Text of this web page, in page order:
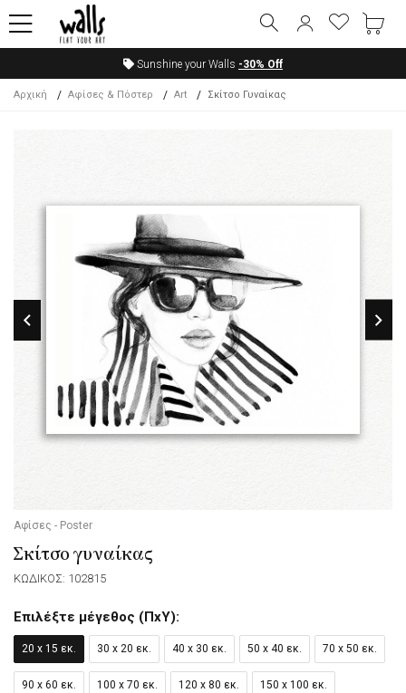
Sunshine your Walls -30% Off
Αρχική Αφίσες & Πόστερ Art Σκίτσο Γυναίκας
Αφίσες - Poster
Σκίτσο γυναίκας
ΚΩΔΙΚΟΣ: 102815
Επιλέξτε μέγεθος (ΠxΥ):
20 x 15 εκ. 30 x 20 εκ. 40 x 30 εκ. 50 x 40 εκ. 70 x 50 εκ.
90 x 60 εκ. 100 x 70 εκ. 120 x 80 εκ. 150 x 100 εκ.